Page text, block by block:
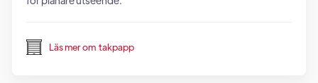
Läs mer om takpapp